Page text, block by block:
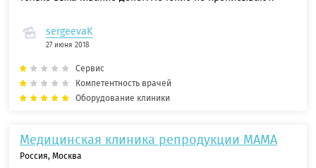
sergeevaK
27 июня 2018
Сервис
Компетентность врачей
Оборудование клиники
Медицинская клиника репродукции МАМА
Россия, Москва